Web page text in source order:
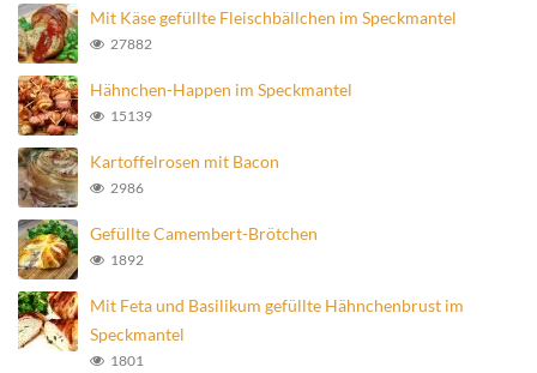
Mit Käse gefüllte Fleischbällchen im Speckmantel
27882
Hähnchen-Happen im Speckmantel
15139
Kartoffelrosen mit Bacon
2986
Gefüllte Camembert-Brötchen
1892
Mit Feta und Basilikum gefüllte Hähnchenbrust im
Speckmantel
1801